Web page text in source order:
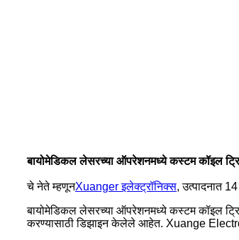
बायोमेडिकल लेसरच्या ऑपरेशनमध्ये कस्टम कॉइल
चे नेते म्हणूनXuanger इलेक्ट्रॉनिक्स, उत्पादनात
बायोमेडिकल लेसरच्या ऑपरेशनमध्ये कस्टम कॉइल
करण्यासाठी डिझाइन केलेले आहेत. Xuange